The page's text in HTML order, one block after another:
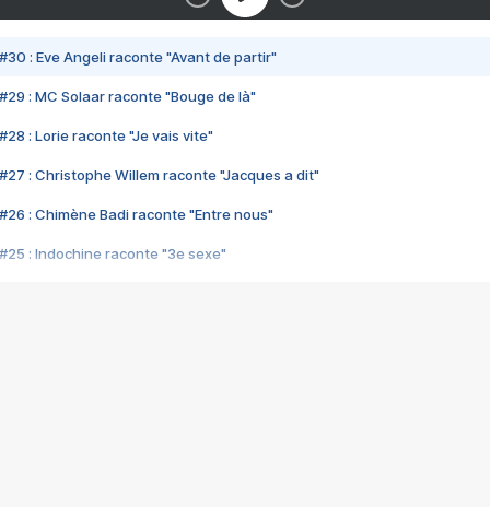
#30 : Eve Angeli raconte "Avant de partir"
#29 : MC Solaar raconte "Bouge de là"
#28 : Lorie raconte "Je vais vite"
#27 : Christophe Willem raconte "Jacques a dit"
#26 : Chimène Badi raconte "Entre nous"
#25 : Indochine raconte "3e sexe"